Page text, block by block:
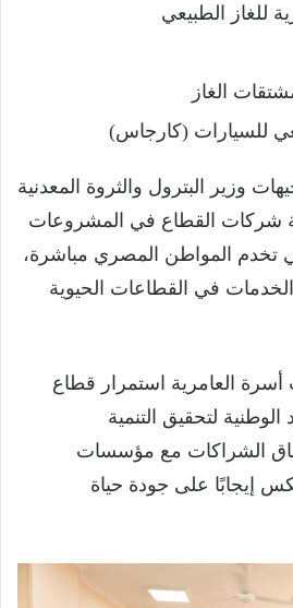
للغاز الطبيعي
الغاز
للسيارات (كارجاس)
وزير البترول والثروة المعدنية
شركات القطاع في المشروعات
تخدم المواطن المصري مباشرة،
في القطاعات الحيوية
العامرية استمرار قطاع
لتحقيق التنمية
الشراكات مع مؤسسات
إيجابًا على جودة حياة